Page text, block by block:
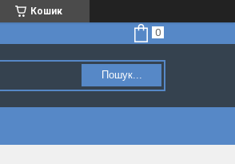
Кошик
Пошук...